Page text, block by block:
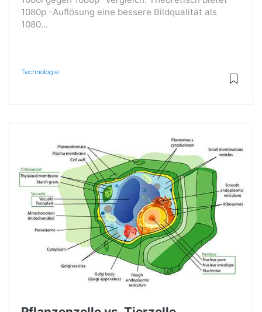
1080p -Auflösung eine bessere Bildqualität als
1080...
Technologie